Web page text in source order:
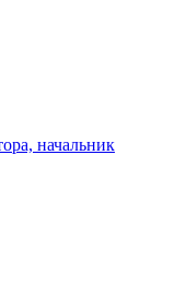
начальник